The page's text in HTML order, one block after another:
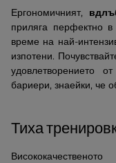
Ергономичният,
приляга перфектно
време на най-
изпотени.
удовлетворението
бариери, знаейки, че
Тиха
Висококачественото